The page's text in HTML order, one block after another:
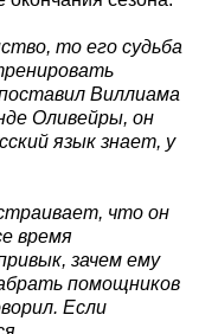
то его судьба
Виллиама
Оливейры, он
язык знает, у
что он
время
зачем ему
помощников
Если